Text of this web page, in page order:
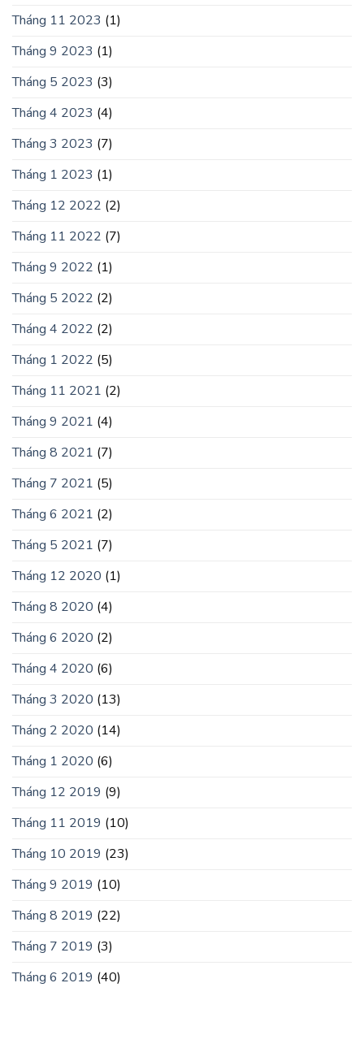
Tháng 11 2023 (1)
Tháng 9 2023 (1)
Tháng 5 2023 (3)
Tháng 4 2023 (4)
Tháng 3 2023 (7)
Tháng 1 2023 (1)
Tháng 12 2022 (2)
Tháng 11 2022 (7)
Tháng 9 2022 (1)
Tháng 5 2022 (2)
Tháng 4 2022 (2)
Tháng 1 2022 (5)
Tháng 11 2021 (2)
Tháng 9 2021 (4)
Tháng 8 2021 (7)
Tháng 7 2021 (5)
Tháng 6 2021 (2)
Tháng 5 2021 (7)
Tháng 12 2020 (1)
Tháng 8 2020 (4)
Tháng 6 2020 (2)
Tháng 4 2020 (6)
Tháng 3 2020 (13)
Tháng 2 2020 (14)
Tháng 1 2020 (6)
Tháng 12 2019 (9)
Tháng 11 2019 (10)
Tháng 10 2019 (23)
Tháng 9 2019 (10)
Tháng 8 2019 (22)
Tháng 7 2019 (3)
Tháng 6 2019 (40)